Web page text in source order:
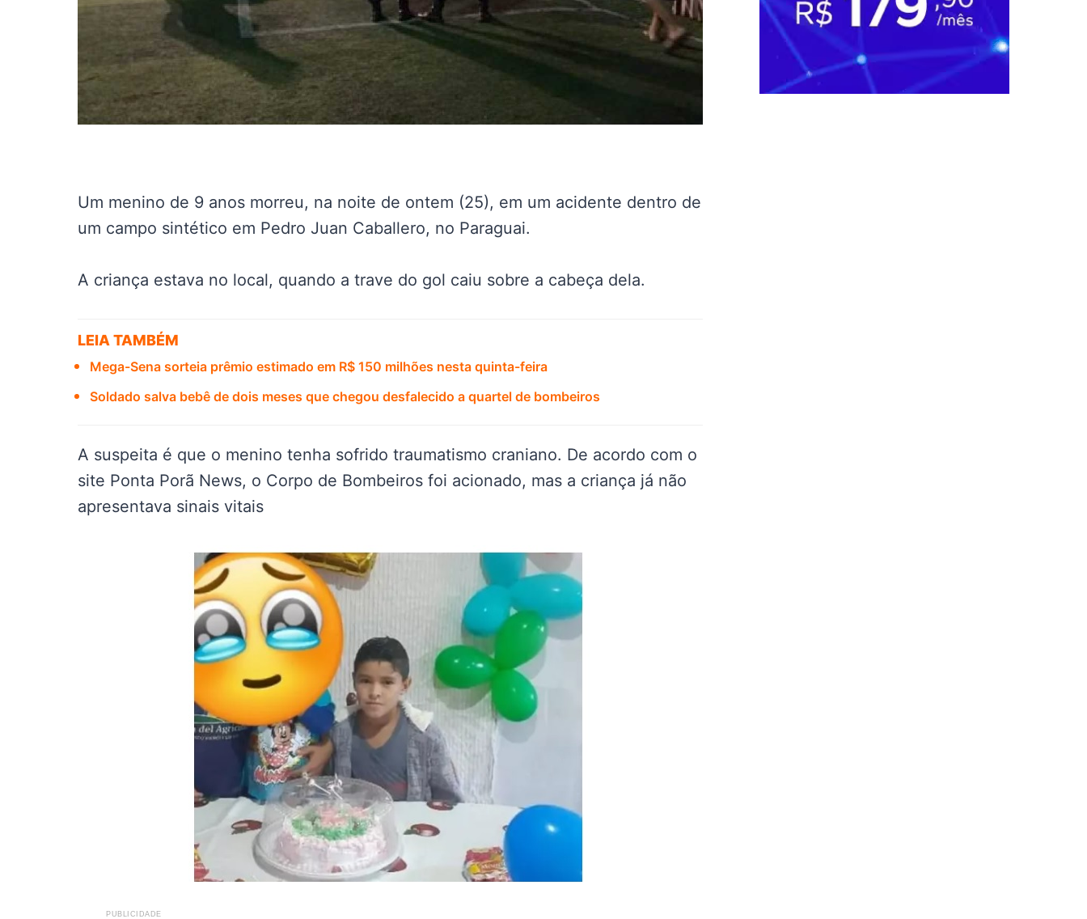
Um menino de 9 anos morreu, na noite de ontem (25), em um acidente dentro de
um campo sintético em Pedro Juan Caballero, no Paraguai.
A criança estava no local, quando a trave do gol caiu sobre a cabeça dela.
LEIA TAMBÉM
Mega-Sena sorteia prêmio estimado em R$ 150 milhões nesta quinta-feira
Soldado salva bebê de dois meses que chegou desfalecido a quartel de bombeiros
A suspeita é que o menino tenha sofrido traumatismo craniano. De acordo com o
site Ponta Porã News, o Corpo de Bombeiros foi acionado, mas a criança já não
apresentava sinais vitais
PUBLICIDADE